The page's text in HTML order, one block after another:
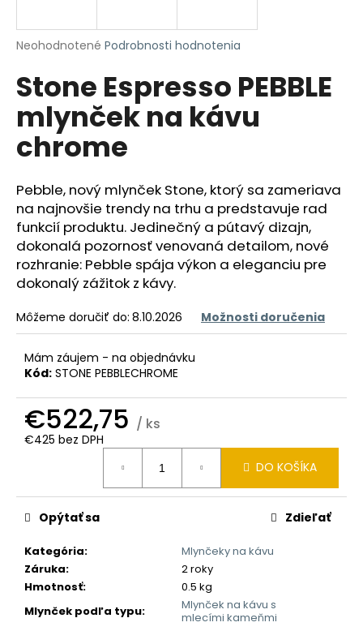
Priemerné
produktu
je
5
hviezdičiek.
Neohodnotené Podrobnosti hodnotenia
Stone Espresso PEBBLE
mlynček na kávu
chrome
Pebble, nový mlynček Stone, ktorý sa zameriava
na najnovšie trendy na trhu a predstavuje rad
funkcií produktu. Jedinečný a pútavý dizajn,
dokonalá pozornosť venovaná detailom, nové
rozhranie: Pebble spája výkon a eleganciu pre
dokonalý zážitok z kávy.
Môžeme doručiť do: 8.10.2026 Možnosti doručenia
Mám záujem - na objednávku
Kód: STONE PEBBLECHROME
€522,75 / ks
€425 bez DPH
DO KOŠÍKA
Kategória:
Mlynčeky na kávu
Záruka:
2 roky
Hmotnosť:
0.5 kg
Mlynček podľa typu:
Mlynček na kávu s
mlecími kameňmi
Opýtať sa Zdieľať
j
ť
?
HĽADAŤ
O
d
p
o
r
ú
č
a
m
e